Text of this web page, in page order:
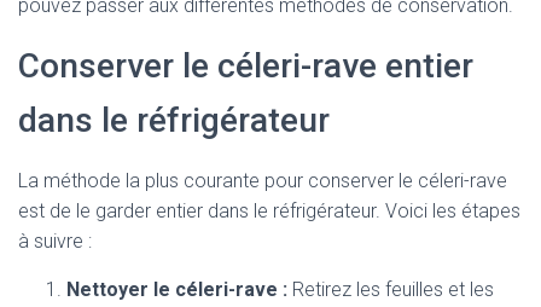
pouvez passer aux différentes méthodes de conservation.
Conserver le céleri-rave entier
dans le réfrigérateur
La méthode la plus courante pour conserver le céleri-rave
est de le garder entier dans le réfrigérateur. Voici les étapes
à suivre :
Nettoyer le céleri-rave : Retirez les feuilles et les